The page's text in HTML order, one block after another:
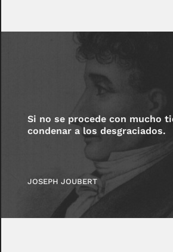
Si no se procede con mucho
condenar a los desgraciados.
JOSEPH JOUBERT